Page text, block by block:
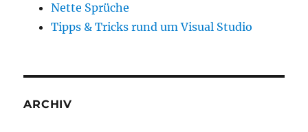
Nette Sprüche
Tipps & Tricks rund um Visual Studio
ARCHIV